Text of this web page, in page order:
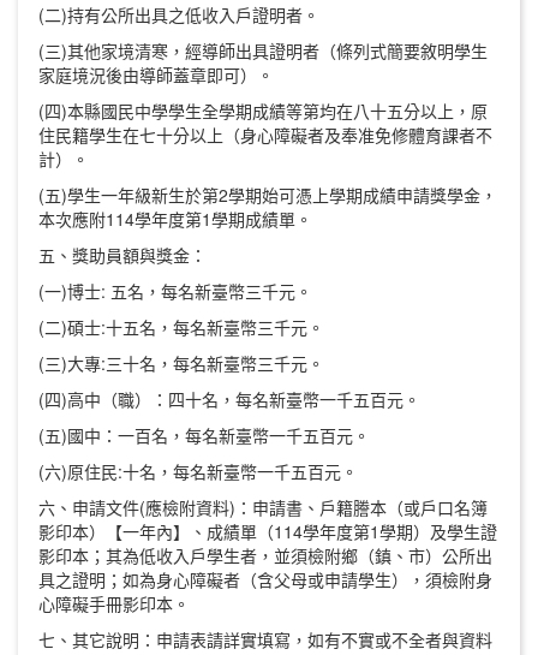
(二)持有公所出具之低收入戶證明者。
(三)其他家境清寒，經導師出具證明者（條列式簡要敘明學生
家庭境況後由導師蓋章即可）。
(四)本縣國民中學學生全學期成績等第均在八十五分以上，原
住民籍學生在七十分以上（身心障礙者及奉准免修體育課者不
計）。
(五)學生一年級新生於第2學期始可憑上學期成績申請獎學金，
本次應附114學年度第1學期成績單。
五、獎助員額與獎金：
(一)博士: 五名，每名新臺幣三千元。
(二)碩士:十五名，每名新臺幣三千元。
(三)大專:三十名，每名新臺幣三千元。
(四)高中（職）：四十名，每名新臺幣一千五百元。
(五)國中：一百名，每名新臺幣一千五百元。
(六)原住民:十名，每名新臺幣一千五百元。
六、申請文件(應檢附資料)：申請書、戶籍謄本（或戶口名簿
影印本）【一年內】、成績單（114學年度第1學期）及學生證
影印本；其為低收入戶學生者，並須檢附鄉（鎮、市）公所出
具之證明；如為身心障礙者（含父母或申請學生），須檢附身
心障礙手冊影印本。
七、其它說明：申請表請詳實填寫，如有不實或不全者與資料